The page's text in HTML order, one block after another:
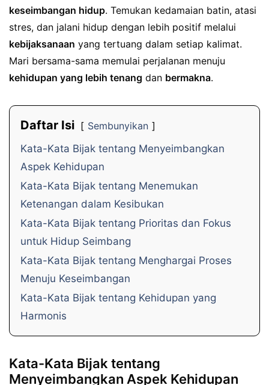
keseimbangan hidup. Temukan kedamaian batin, atasi
stres, dan jalani hidup dengan lebih positif melalui
kebijaksanaan yang tertuang dalam setiap kalimat.
Mari bersama-sama memulai perjalanan menuju
kehidupan yang lebih tenang dan bermakna.
Daftar Isi
Sembunyikan
Kata-Kata Bijak tentang Menyeimbangkan
Aspek Kehidupan
Kata-Kata Bijak tentang Menemukan
Ketenangan dalam Kesibukan
Kata-Kata Bijak tentang Prioritas dan Fokus
untuk Hidup Seimbang
Kata-Kata Bijak tentang Menghargai Proses
Menuju Keseimbangan
Kata-Kata Bijak tentang Kehidupan yang
Harmonis
Kata-Kata Bijak tentang
Menyeimbangkan Aspek Kehidupan